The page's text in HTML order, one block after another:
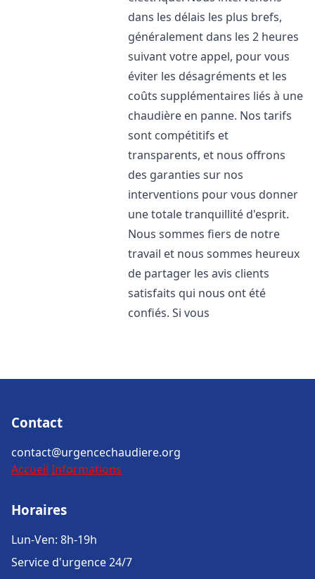
dans les délais les plus brefs,
généralement dans les 2 heures
suivant votre appel, pour vous
éviter les désagréments et les
coûts supplémentaires liés à une
chaudière en panne. Nos tarifs
sont compétitifs et
transparents, et nous offrons
des garanties sur nos
interventions pour vous donner
une totale tranquillité d'esprit.
Nous sommes fiers de notre
travail et nous sommes heureux
de partager les avis clients
satisfaits qui nous ont été
confiés. Si vous
Contact
contact@urgencechaudiere.org
Accueil Informations
Horaires
Lun-Ven: 8h-19h
Service d'urgence 24/7